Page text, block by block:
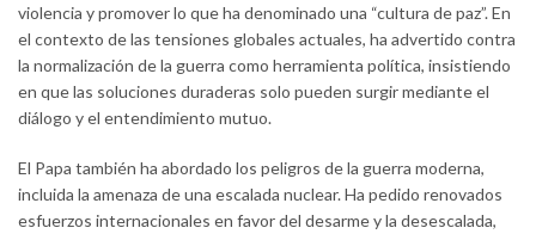
violencia y promover lo que ha denominado una “cultura de paz”. En
el contexto de las tensiones globales actuales, ha advertido contra
la normalización de la guerra como herramienta política, insistiendo
en que las soluciones duraderas solo pueden surgir mediante el
diálogo y el entendimiento mutuo.
El Papa también ha abordado los peligros de la guerra moderna,
incluida la amenaza de una escalada nuclear. Ha pedido renovados
esfuerzos internacionales en favor del desarme y la desescalada,